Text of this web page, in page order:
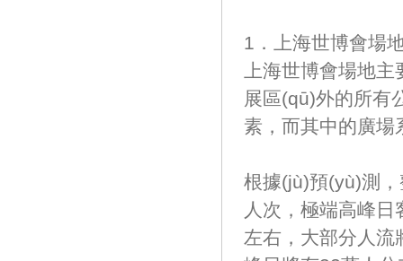
1．上海世博會場
上海世博會場地
展區(qū)外的所有公
素，而其中的廣場系
根據(jù)預(yù)測，
人次，極端高峰
左右，大部分人